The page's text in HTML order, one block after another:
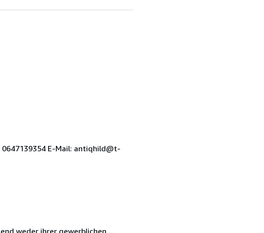
E-Mail: antiqhild@t-
weder ihrer gewerblichen ...